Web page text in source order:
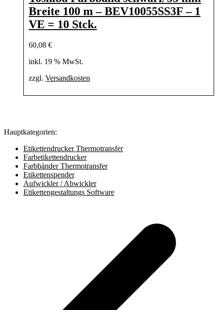
Breite 100 m – BEV10055SS3F – 1
VE = 10 Stck.
60,08 €
inkl. 19 % MwSt.
zzgl. Versandkosten
Hauptkategorien:
Etikettendrucker Thermotransfer
Farbetikettendrucker
Farbbänder Thermotransfer
Etikettenspender
Aufwickler / Abwickler
Etikettengestaltungs Software